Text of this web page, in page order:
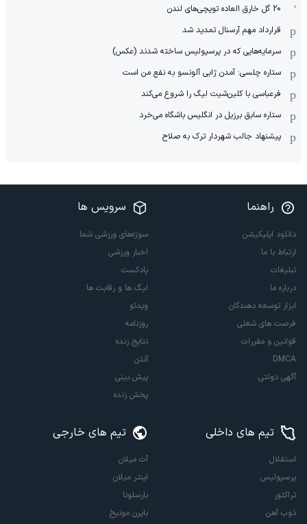
20 گل خارق العاده توپچی‌های لندن
قرارداد مهم آرسنال تمدید شد
سرمایه‌هایی که در پرسپولیس ساخته شدند (عکس)
ستاره چلسی: آمدن ژابی آلونسو به نفع من است
فرعباسی با کلین‌شیت لیگ را شروع می‌کند
ستاره سابق برزیل در انگلیس باشگاه می‌خرد
پیشنهاد جالب شهردار ترک به صلاح
راهنما
دانلود اپلیکیشن
ارتباط با ما
تبلیغات
درباره ما
ابزار توسعه دهندگان
فرصت های شغلی
قوانین و مقررات
DMCA
آگهی دولتی
سرویس ها
سوژه‌های ورزشی شما
اخبار ورزشی
پادکست
لیگ ها و رقابت ها
ویدئو
روزنامه
نتایج زنده
آنتن
پیش بینی
پخش زنده
تیم های داخلی
استقلال
پرسپولیس
تراکتور
ذوب آهن
تیم های خارجی
آث میلان
اینتر میلان
بارسلونا
بایرن مونیخ